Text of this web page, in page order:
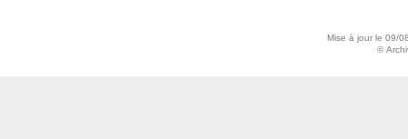
Mise à jour le 09/
©